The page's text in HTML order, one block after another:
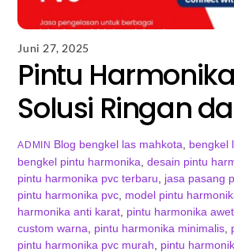
Juni 27, 2025
Pintu
Solusi Ringan
ADMIN Blog bengkel las mahkota, bengkel
bengkel pintu harmonika,desain pintu
pintu harmonika pvc terbaru, jasa pasang
pintu harmonika pvc, model pintu
harmonika anti karat, pintu harmonika awet
custom warna, pintu harmonika minimalis,
pintu harmonika pvc murah, pintu